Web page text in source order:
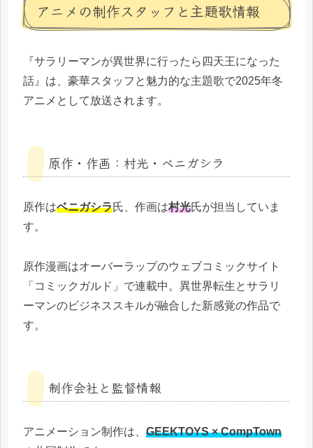
アニメの制作スタッフと主題歌情報
『サラリーマンが異世界に行ったら四天王になった
話』は、豪華スタッフと魅力的な主題歌で2025年冬
アニメとして放送されます。
原作・作画：村光・ベニガシラ
原作はベニガシラ氏、作画は村光氏が担当していま
す。
原作漫画はオーバーラップのウェブコミックサイト
「コミックガルド」で連載中。異世界転生とサラリ
ーマンのビジネススキルが融合した新感覚の作品で
す。
制作会社と監督情報
アニメーション制作は、 GEEKTOYS × CompTown